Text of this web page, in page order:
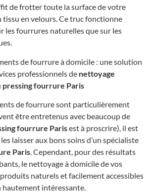
de frotter toute la surface de votre
tissu en velours. Ce truc fonctionne
les fourrures naturelles que sur les
de fourrure à domicile : une solution
professionnels de nettoyage
pressing fourrure Paris
de fourrure sont particulièrement
être entretenus avec beaucoup de
fourrure Parisest à proscrire), il est
laisser aux bons soins d’un spécialiste
Paris. Cependant, pour des résultats
le nettoyage à domicile de vos
naturels et facilement accessibles
intéressante.